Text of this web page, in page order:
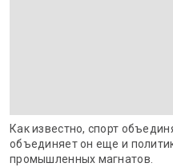
Как известно, спорт
объединяет он еще и
промышленных магнатов.